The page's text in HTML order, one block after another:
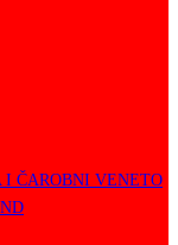
ČAROBNI VENETO